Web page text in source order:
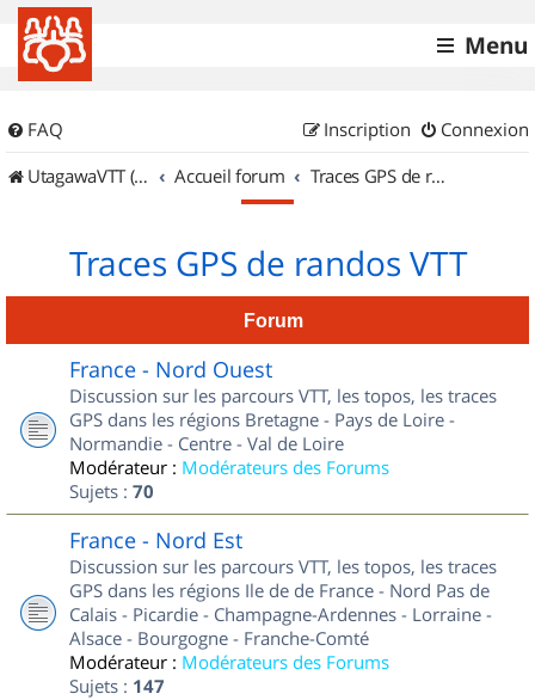
Menu
FAQ Connexion
Inscription
UtagawaVTT (Randos VTT et VTTAE avec traces GPS)
Accueil forum Traces GPS de randos VTT
Traces GPS de randos VTT
Forum
France - Nord Ouest
Discussion sur les parcours VTT, les topos, les traces
GPS dans les régions Bretagne - Pays de Loire -
Normandie - Centre - Val de Loire
Modérateur : Modérateurs des Forums
Sujets : 70
France - Nord Est
Discussion sur les parcours VTT, les topos, les traces
GPS dans les régions Ile de de France - Nord Pas de
Calais - Picardie - Champagne-Ardennes - Lorraine -
Alsace - Bourgogne - Franche-Comté
Modérateur : Modérateurs des Forums
Sujets : 147